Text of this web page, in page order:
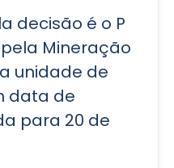
decisão é o P
Mineração
unidade de
data de
para 20 de